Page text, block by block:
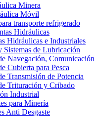
Minera
Móvil
transporte refrigerado
Hidráulicas
Hidráulicas e Industriales
Sistemas de Lubricación
Navegación, Comunicación
Cubierta para Pesca
Transmisión de Potencia
Trituración y Cribado
Industrial
para Minería
Anti Desgaste